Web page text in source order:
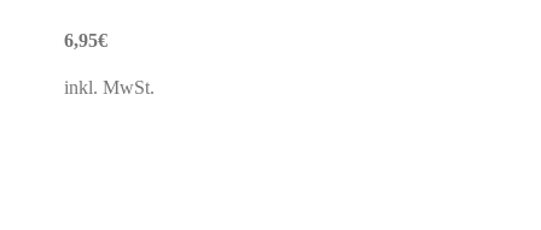
6,95€
inkl. MwSt.